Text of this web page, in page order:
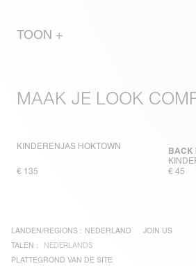
TOON +
MAAK JE LOOK
KINDERENJAS HOKTOWN
€ 135
BACK
€ 45
LANDEN/REGIONS : NEDERLAND
TALEN :
NEDERLANDS
PLATTEGROND VAN DE SITE
JOIN US